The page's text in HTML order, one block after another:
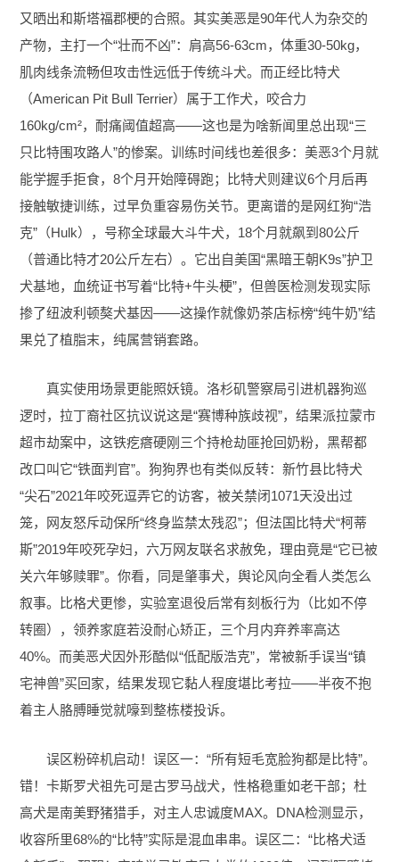
又晒出和斯塔福郡梗的合照。其实美恶是90年代人为杂交的
产物，主打一个“壮而不凶”：肩高56-63cm，体重30-50kg，
肌肉线条流畅但攻击性远低于传统斗犬。而正经比特犬
（American Pit Bull Terrier）属于工作犬，咬合力
160kg/cm²，耐痛阈值超高——这也是为啥新闻里总出现“三
只比特围攻路人”的惨案。训练时间线也差很多：美恶3个月就
能学握手拒食，8个月开始障碍跑；比特犬则建议6个月后再
接触敏捷训练，过早负重容易伤关节。更离谱的是网红狗“浩
克”（Hulk），号称全球最大斗牛犬，18个月就飙到80公斤
（普通比特才20公斤左右）。它出自美国“黑暗王朝K9s”护卫
犬基地，血统证书写着“比特+牛头梗”，但兽医检测发现实际
掺了纽波利顿獒犬基因——这操作就像奶茶店标榜“纯牛奶”结
果兑了植脂末，纯属营销套路。
真实使用场景更能照妖镜。洛杉矶警察局引进机器狗巡
逻时，拉丁裔社区抗议说这是“赛博种族歧视”，结果派拉蒙市
超市劫案中，这铁疙瘩硬刚三个持枪劫匪抢回奶粉，黑帮都
改口叫它“铁面判官”。狗狗界也有类似反转：新竹县比特犬
“尖石”2021年咬死逗弄它的访客，被关禁闭1071天没出过
笼，网友怒斥动保所“终身监禁太残忍”；但法国比特犬“柯蒂
斯”2019年咬死孕妇，六万网友联名求赦免，理由竟是“它已被
关六年够赎罪”。你看，同是肇事犬，舆论风向全看人类怎么
叙事。比格犬更惨，实验室退役后常有刻板行为（比如不停
转圈），领养家庭若没耐心矫正，三个月内弃养率高达
40%。而美恶犬因外形酷似“低配版浩克”，常被新手误当“镇
宅神兽”买回家，结果发现它黏人程度堪比考拉——半夜不抱
着主人胳膊睡觉就嚎到整栋楼投诉。
误区粉碎机启动！误区一：“所有短毛宽脸狗都是比特”。
错！卡斯罗犬祖先可是古罗马战犬，性格稳重如老干部；杜
高犬是南美野猪猎手，对主人忠诚度MAX。DNA检测显示，
收容所里68%的“比特”实际是混血串串。误区二：“比格犬适